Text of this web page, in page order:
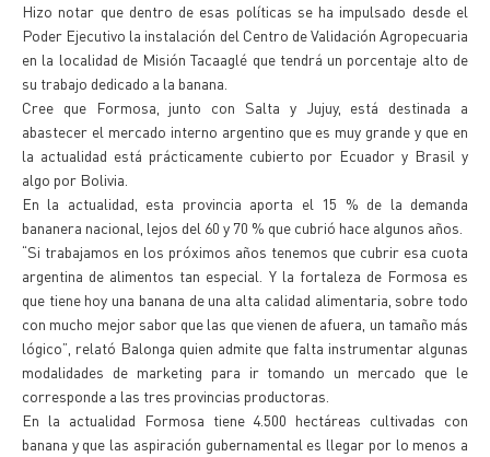
Hizo notar que dentro de esas políticas se ha impulsado desde el
Poder Ejecutivo la instalación del Centro de Validación Agropecuaria
en la localidad de Misión Tacaaglé que tendrá un porcentaje alto de
su trabajo dedicado a la banana.
Cree que Formosa, junto con Salta y Jujuy, está destinada a
abastecer el mercado interno argentino que es muy grande y que en
la actualidad está prácticamente cubierto por Ecuador y Brasil y
algo por Bolivia.
En la actualidad, esta provincia aporta el 15 % de la demanda
bananera nacional, lejos del 60 y 70 % que cubrió hace algunos años.
“Si trabajamos en los próximos años tenemos que cubrir esa cuota
argentina de alimentos tan especial. Y la fortaleza de Formosa es
que tiene hoy una banana de una alta calidad alimentaria, sobre todo
con mucho mejor sabor que las que vienen de afuera, un tamaño más
lógico”, relató Balonga quien admite que falta instrumentar algunas
modalidades de marketing para ir tomando un mercado que le
corresponde a las tres provincias productoras.
En la actualidad Formosa tiene 4.500 hectáreas cultivadas con
banana y que las aspiración gubernamental es llegar por lo menos a